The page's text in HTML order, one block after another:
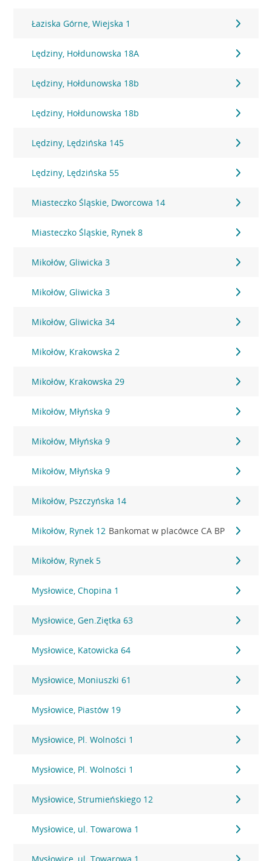
Łaziska Górne, Wiejska 1
Lędziny, Hołdunowska 18A
Lędziny, Hołdunowska 18b
Lędziny, Hołdunowska 18b
Lędziny, Lędzińska 145
Lędziny, Lędzińska 55
Miasteczko Śląskie, Dworcowa 14
Miasteczko Śląskie, Rynek 8
Mikołów, Gliwicka 3
Mikołów, Gliwicka 3
Mikołów, Gliwicka 34
Mikołów, Krakowska 2
Mikołów, Krakowska 29
Mikołów, Młyńska 9
Mikołów, Młyńska 9
Mikołów, Młyńska 9
Mikołów, Pszczyńska 14
Mikołów, Rynek 12 Bankomat w placówce CA BP
Mikołów, Rynek 5
Mysłowice, Chopina 1
Mysłowice, Gen.Ziętka 63
Mysłowice, Katowicka 64
Mysłowice, Moniuszki 61
Mysłowice, Piastów 19
Mysłowice, Pl. Wolności 1
Mysłowice, Pl. Wolności 1
Mysłowice, Strumieńskiego 12
Mysłowice, ul. Towarowa 1